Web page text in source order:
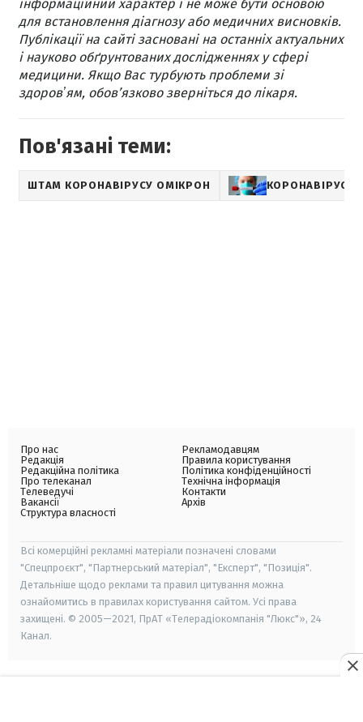
інформаційний характер і не може бути основою
для встановлення діагнозу або медичних висновків.
Публікації на сайті засновані на останніх актуальних
і науково обґрунтованих дослідженнях у сфері
медицини. Якщо Вас турбують проблеми зі
здоровʼям, обов’язково зверніться до лікаря.
Пов'язані теми:
ШТАМ КОРОНАВІРУСУ ОМІКРОН КОРОНАВІРУС
Про нас
Редакція
Редакційна політика
Про телеканал
Телеведучі
Вакансії
Структура власності
Рекламодавцям
Правила користування
Політика конфіденційності
Технічна інформація
Контакти
Архів
Всі комерційні рекламні матеріали позначені словами
"Спецпроєкт", "Партнерський матеріал", "Експерт", "Позиція".
Детальніше щодо реклами та правил цитування можна
ознайомитись в правилах користування сайтом. Усі права
захищені. © 2005—2021, ПрАТ «Телерадіокомпанія "Люкс"», 24
Канал.